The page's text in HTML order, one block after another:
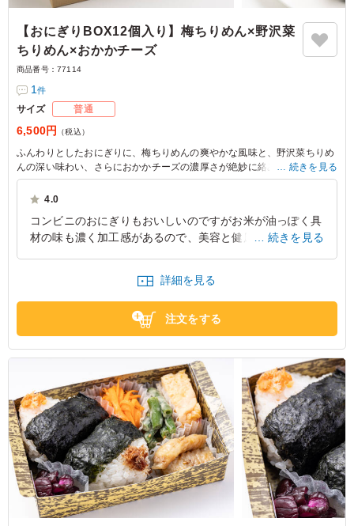
【おにぎりBOX12個入り】梅ちりめん×野沢菜
ちりめん×おかかチーズ
商品番号： 77114
1件
サイズ 普通
6,500円 （税込）
ふんわりとしたおにぎりに、梅ちりめんの爽やかな風味と、野沢菜ちりめ
んの深い味わい、さらにおかかチーズの濃厚さが絶妙に絡みます。会議や
セミナーにぴったりのバランスの良いセットですので、皆さんでご賞味く
ださい。
続きを見る
4.0
コンビニのおにぎりもおいしいのですがお米が油っぽく具
材の味も濃く加工感があるので、美容と健康に気を使うモ
のまま食べているような、自然な味がするおいしいおにぎ
りでした。ちりめんのおにぎりが入っている組み合わせを
頼んだのですが、次回はシャケとかたらことか具材を楽し
める組み合わせのセットを頼んでみようと思います
東京都杉並区方南 2026/07/10
続きを見る
詳細を見る
注文をする